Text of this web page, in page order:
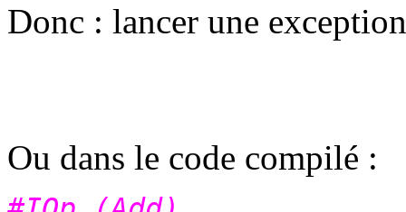
Donc : lancer une
Ou dans le code compilé :